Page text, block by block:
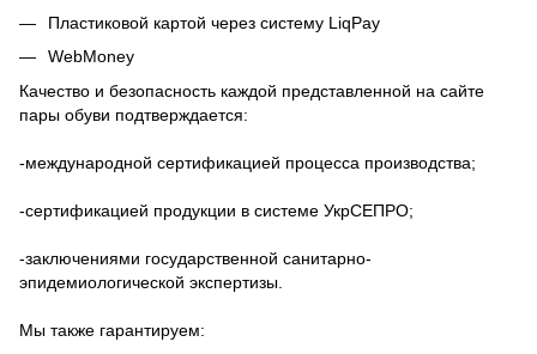
Пластиковой картой через систему LiqPay
WebMoney
Качество и безопасность каждой представленной на сайте
пары обуви подтверждается:
-международной сертификацией процесса производства;
-сертификацией продукции в системе УкрСЕПРО;
-заключениями государственной санитарно-
эпидемиологической экспертизы.
Мы также гарантируем: